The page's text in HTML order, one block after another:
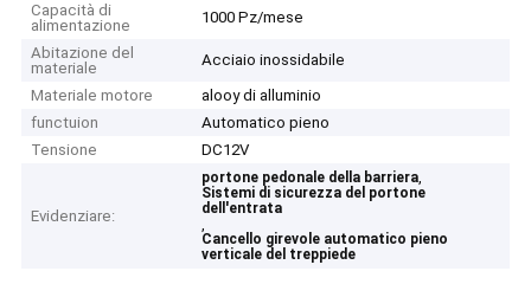
Capacità di
alimentazione
1000 Pz/mese
Abitazione del
materiale
Acciaio inossidabile
Materiale motore
alooy di alluminio
functuion
Automatico pieno
Tensione
DC12V
Evidenziare:
portone pedonale della barriera,
Sistemi di sicurezza del portone
dell'entrata
,
Cancello girevole automatico pieno
verticale del treppiede